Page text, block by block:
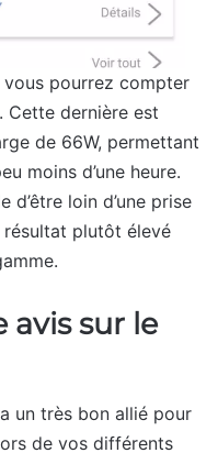
vous pourrez compter
Cette dernière est
de 66W, permettant
moins d’une heure.
loin d’une prise
résultat plutôt élevé
avis sur le
un très bon allié pour
de vos différents